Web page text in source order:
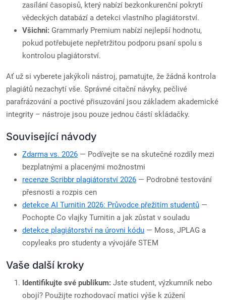
zasílání časopisů, který nabízí bezkonkurenční pokrytí
vědeckých databází a detekci vlastního plagiátorství.
Všichni: Grammarly Premium nabízí nejlepší hodnotu,
pokud potřebujete nepřetržitou podporu psaní spolu s
kontrolou plagiátorství.
Ať už si vyberete jakýkoli nástroj, pamatujte, že žádná kontrola
plagiátů nezachytí vše. Správné citační návyky, pečlivé
parafrázování a poctivé přisuzování jsou základem akademické
integrity – nástroje jsou pouze jednou částí skládačky.
Související návody
Zdarma vs. 2026 — Podívejte se na skutečné rozdíly mezi
bezplatnými a placenými možnostmi
recenze Scribbr plagiátorství 2026 — Podrobné testování
přesnosti a rozpis cen
detekce AI Turnitin 2026: Průvodce přežitím studentů —
Pochopte Co vlajky Turnitin a jak zůstat v souladu
detekce plagiátorství na úrovni kódu — Moss, JPLAG a
copyleaks pro studenty a vývojáře STEM
Vaše další kroky
Identifikujte své publikum: Jste student, výzkumník nebo
obojí? Použijte rozhodovací matici výše k zúžení